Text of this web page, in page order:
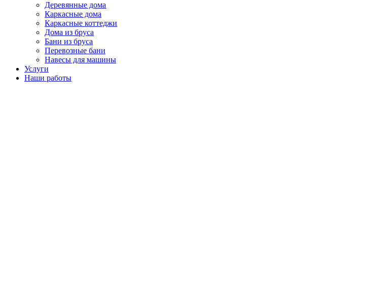
Деревянные дома
Каркасные дома
Каркасные коттеджи
Дома из бруса
Бани из бруса
Перевозные бани
Навесы для машины
Услуги
Наши работы